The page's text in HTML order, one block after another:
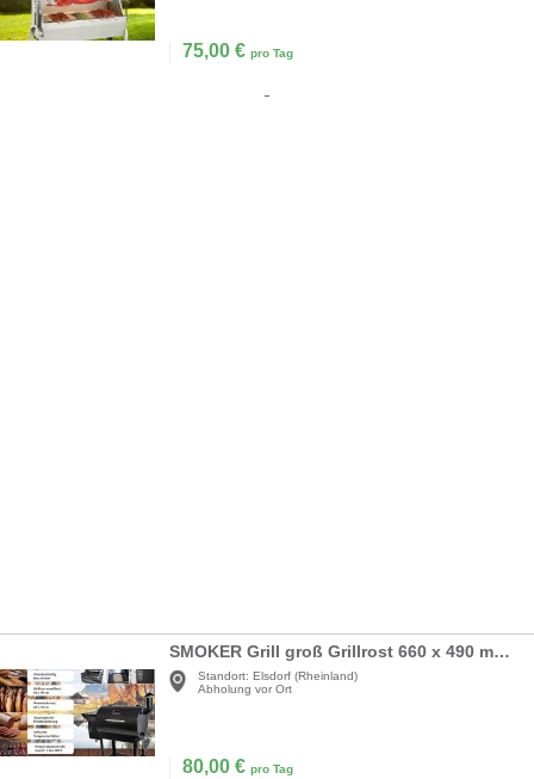
75,00 € pro Tag
SMOKER Grill groß Grillrost 660 x 490 mm mit Deckel + Warmhalterost Pelletgrill
Standort: Elsdorf (Rheinland)
Abholung vor Ort
80,00 € pro Tag